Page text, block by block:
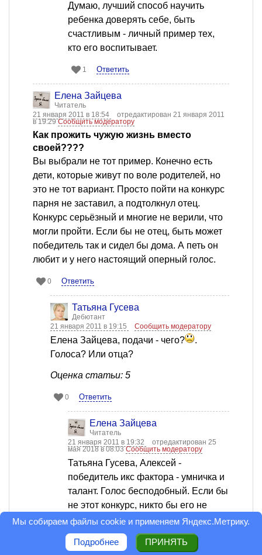
Думаю, лучший способ научить
ребенка доверять себе, быть
счастливым - личный пример тех,
кто его воспитывает.
1 Ответить
Елена Зайцева
Читатель
21 января 2011 в 18:54
отредактирован 21 января 2011
в 19:29Сообщить модератору
Как прожить чужую жизнь вместо
своей????
Вы выбрали не тот пример. Конечно есть
дети, которые живут по воле родителей, но
это не тот вариант. Просто пойти на конкурс
парня не заставил, а подтолкнул отец.
Конкурс серьёзный и многие не верили, что
могли пройти. Если бы не отец, быть может
победитель так и сидел бы дома. А петь он
любит и у него настоящий оперный голос.
0 Ответить
Татьяна Гусева
Дебютант
21 января 2011 в 19:15
Сообщить модератору
Елена Зайцева, подачи - чего?
.
Голоса? Или отца?
Оценка статьи: 5
0 Ответить
Елена Зайцева
Читатель
21 января 2011 в 19:32
отредактирован 25
мая 2018 в 08:03Сообщить модератору
Татьяна Гусева, Алексей -
победитель икс фактора - умничка и
талант. Голос бесподобный. Если бы
не этот конкурс, никто бы его не
узнал бы... Алексей занимается
именно, чем хочет. А теперь вот ещё
и отцу поможет лечиться.
Мы собираем файлы cookie и применяем Яндекс.Метрику.
Подробнее ПРИНЯТЬ